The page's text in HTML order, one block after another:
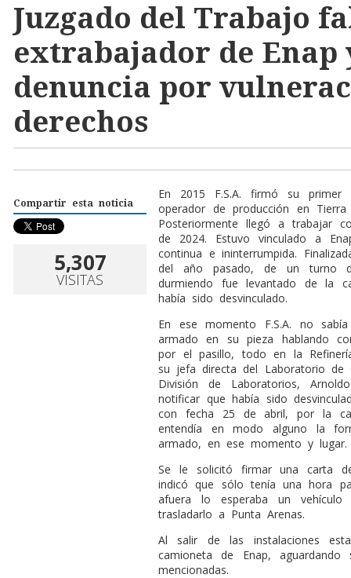
Juzgado del Trabajo
extrabajador de Enap
denuncia por
derechos
Compartir esta noticia
5,307
VISITAS
En 2015 F.S.A. firmó su
operador de producción en
Posteriormente llegó a trabajar
de 2024. Estuvo vinculado a
continua e ininterrumpida.
del año pasado, de un turno
durmiendo fue levantado de la
había sido desvinculado.
En ese momento F.S.A. no
armado en su pieza hablando
por el pasillo, todo en la
su jefa directa del Laboratorio
División de Laboratorios,
notificar que había sido
con fecha 25 de abril, por la
entendía en modo alguno la
armado, en ese momento y lugar.
Se le solicitó firmar una carta
indicó que sólo tenía una hora
afuera lo esperaba un
trasladarlo a Punta Arenas.
Al salir de las instalaciones
camioneta de Enap,
mencionadas.